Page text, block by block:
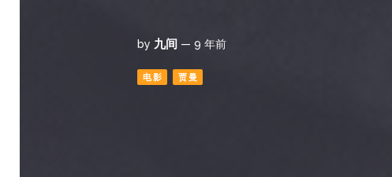
by 九间 — 9 年前
电影 贾曼